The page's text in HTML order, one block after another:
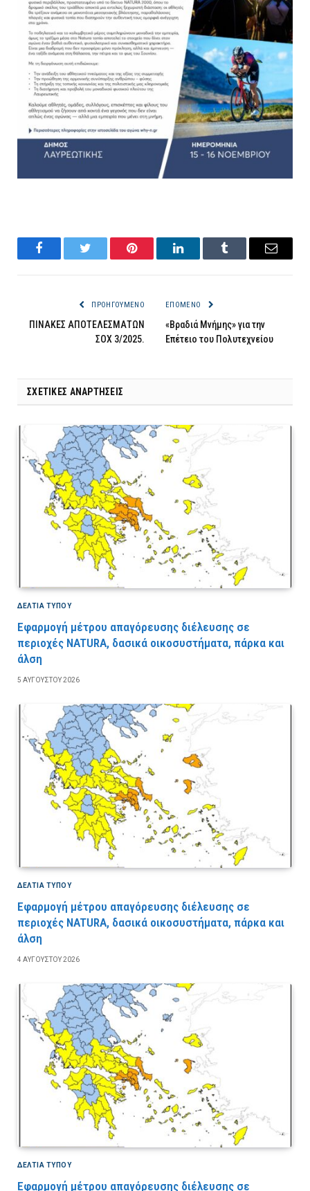
FacebookTwitter Pinterest LinkedInTumblr Email
ΠΡΟΗΓΟΎΜΕΝΟ
ΠΙΝΑΚΕΣ ΑΠΟΤΕΛΕΣΜΑΤΩΝ
ΣΟΧ 3/2025.
ΕΠΌΜΕΝΟ
«Βραδιά Μνήμης» για την
Επέτειο του Πολυτεχνείου
ΣΧΕΤΙΚΈΣ ΑΝΑΡΤΉΣΕΙΣ
ΔΕΛΤΙΑ ΤΥΠΟΥ
Εφαρμογή μέτρου απαγόρευσης διέλευσης σε
περιοχές NATURA, δασικά οικοσυστήματα, πάρκα και
άλση
5 ΑΥΓΟΎΣΤΟΥ 2026
ΔΕΛΤΙΑ ΤΥΠΟΥ
Εφαρμογή μέτρου απαγόρευσης διέλευσης σε
περιοχές NATURA, δασικά οικοσυστήματα, πάρκα και
άλση
4 ΑΥΓΟΎΣΤΟΥ 2026
ΔΕΛΤΙΑ ΤΥΠΟΥ
Εφαρμογή μέτρου απαγόρευσης διέλευσης σε